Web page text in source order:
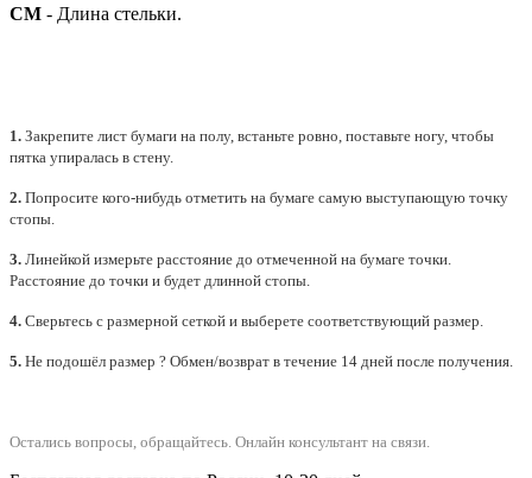
СМ - Длина стельки.
1. Закрепите лист бумаги на полу, встаньте ровно, поставьте ногу, чтобы
пятка упиралась в стену.
2. Попросите кого-нибудь отметить на бумаге самую выступающую точку
стопы.
3. Линейкой измерьте расстояние до отмеченной на бумаге точки.
Расстояние до точки и будет длинной стопы.
4. Сверьтесь с размерной сеткой и выберете соответствующий размер.
5. Не подошёл размер ? Обмен/возврат в течение 14 дней после получения.
Остались вопросы, обращайтесь. Онлайн консультант на связи.